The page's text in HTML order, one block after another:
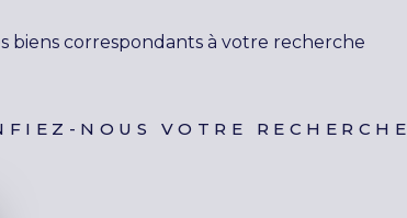
biens correspondants à votre recherche
NOUS VOTRE RECHERCHE